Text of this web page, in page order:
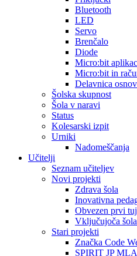
Bluetooth
LED
Servo
Brenčalo
Diode
Micro:bit
Micro:bit in
Delavnica
Šolska skupnost
Šola v naravi
Status
Kolesarski izpit
Urniki
Nadomeščanja
Učitelji
Seznam učiteljev
Novi projekti
Zdrava šola
Inovativna
Obvezen prvi
Vključujoča
Stari projekti
Značka Code
SPIRIT JP